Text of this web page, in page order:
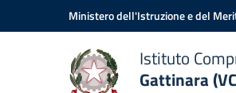
Vai ai contenuti
Vai al menu di navigazioneMinistero dell'Istruzione e del
Istituto
Gattinara